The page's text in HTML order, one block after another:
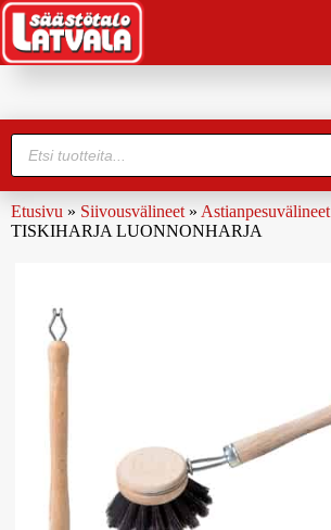
Etusivu » Siivousvälineet » Astianpesuvälineet
TISKIHARJA LUONNONHARJA